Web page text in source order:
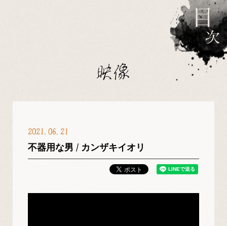
映像
2021 06 21
不器用な男 / カンザキイオリ